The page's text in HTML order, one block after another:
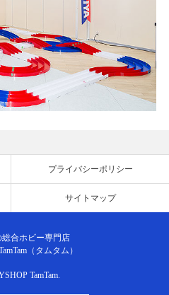
プライバシーポリシー
サイトマップ
総合ホビー専門店
（タムタム）
TamTam.